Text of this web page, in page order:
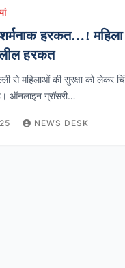
शर्मनाक हरकत…! महिला
हरकत
से महिलाओं की सुरक्षा को लेकर
ऑनलाइन ग्रॉसरी…
NEWS DESK